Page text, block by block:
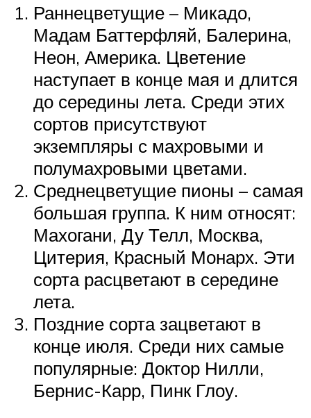
Раннецветущие – Микадо,
Мадам Баттерфляй, Балерина,
Неон, Америка. Цветение
наступает в конце мая и длится
до середины лета. Среди этих
сортов присутствуют
экземпляры с махровыми и
полумахровыми цветами.
Среднецветущие пионы – самая
большая группа. К ним относят:
Махогани, Ду Телл, Москва,
Цитерия, Красный Монарх. Эти
сорта расцветают в середине
лета.
Поздние сорта зацветают в
конце июля. Среди них самые
популярные: Доктор Нилли,
Бернис-Карр, Пинк Глоу.